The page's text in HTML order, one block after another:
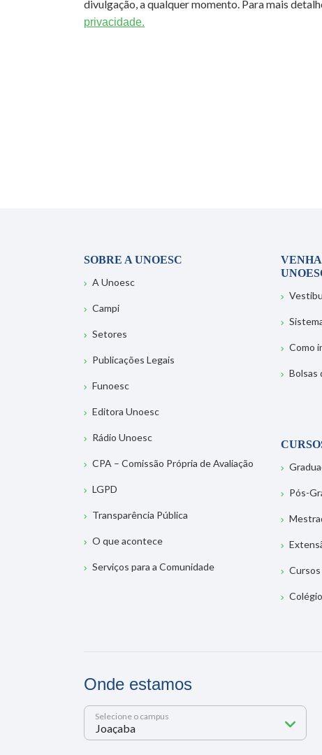
divulgação, a qualquer momento. Para mais
privacidade.
SOBRE A UNOESC
A Unoesc
Campi
Setores
Publicações Legais
Funoesc
Editora Unoesc
Rádio Unoesc
CPA – Comissão Própria de Avaliação
LGPD
Transparência Pública
O que acontece
Serviços para a Comunidade
Como
Bolsas
Pós-
Onde estamos
Selecione o campus